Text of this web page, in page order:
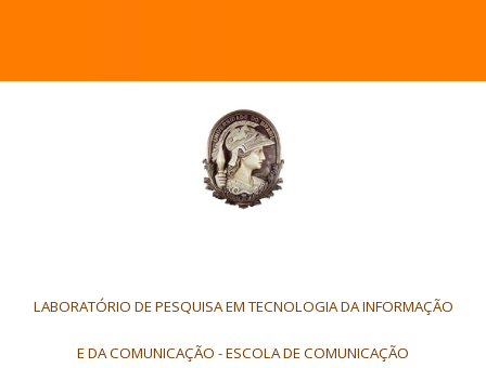
LABORATÓRIO DE PESQUISA EM TECNOLOGIA DA INFORMAÇÃO
E DA COMUNICAÇÃO - ESCOLA DE COMUNICAÇÃO